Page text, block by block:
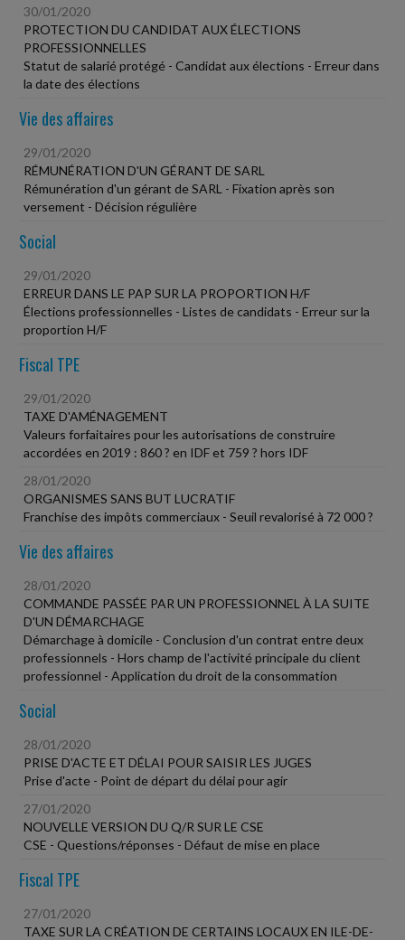
30/01/2020
PROTECTION DU CANDIDAT AUX ÉLECTIONS
PROFESSIONNELLES
Statut de salarié protégé - Candidat aux élections - Erreur dans
la date des élections
Vie des affaires
29/01/2020
RÉMUNÉRATION D'UN GÉRANT DE SARL
Rémunération d'un gérant de SARL - Fixation après son
versement - Décision régulière
Social
29/01/2020
ERREUR DANS LE PAP SUR LA PROPORTION H/F
Élections professionnelles - Listes de candidats - Erreur sur la
proportion H/F
Fiscal TPE
29/01/2020
TAXE D'AMÉNAGEMENT
Valeurs forfaitaires pour les autorisations de construire
accordées en 2019 : 860 ? en IDF et 759 ? hors IDF
28/01/2020
ORGANISMES SANS BUT LUCRATIF
Franchise des impôts commerciaux - Seuil revalorisé à 72 000 ?
Vie des affaires
28/01/2020
COMMANDE PASSÉE PAR UN PROFESSIONNEL À LA SUITE
D'UN DÉMARCHAGE
Démarchage à domicile - Conclusion d'un contrat entre deux
professionnels - Hors champ de l'activité principale du client
professionnel - Application du droit de la consommation
Social
28/01/2020
PRISE D'ACTE ET DÉLAI POUR SAISIR LES JUGES
Prise d'acte - Point de départ du délai pour agir
27/01/2020
NOUVELLE VERSION DU Q/R SUR LE CSE
CSE - Questions/réponses - Défaut de mise en place
Fiscal TPE
27/01/2020
TAXE SUR LA CRÉATION DE CERTAINS LOCAUX EN ILE-DE-